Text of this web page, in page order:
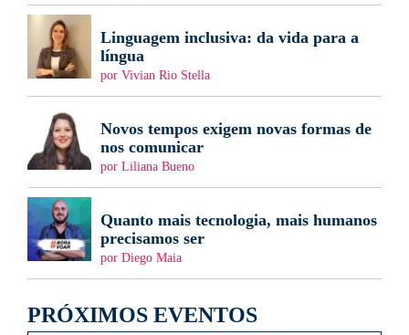
Linguagem inclusiva: da vida para a
língua
por Vivian Rio Stella
Novos tempos exigem novas formas de
nos comunicar
por Liliana Bueno
Quanto mais tecnologia, mais humanos
precisamos ser
por Diego Maia
PRÓXIMOS EVENTOS